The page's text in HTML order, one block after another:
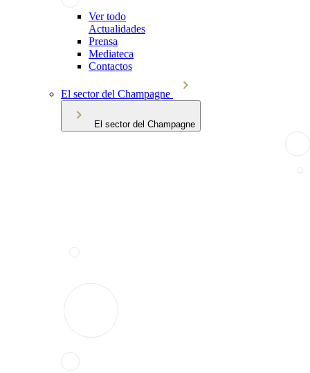
Ver todo
Actualidades
Prensa
Mediateca
Contactos
El sector del Champagne
El sector del Champagne